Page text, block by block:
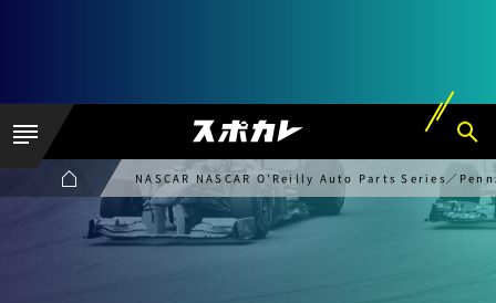
NASCAR NASCAR O'Reilly Auto Parts Series／